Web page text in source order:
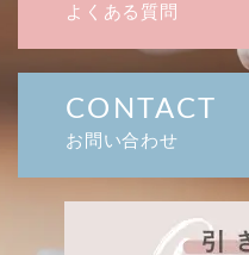
よくある質問
CONTACT
お問い合わせ